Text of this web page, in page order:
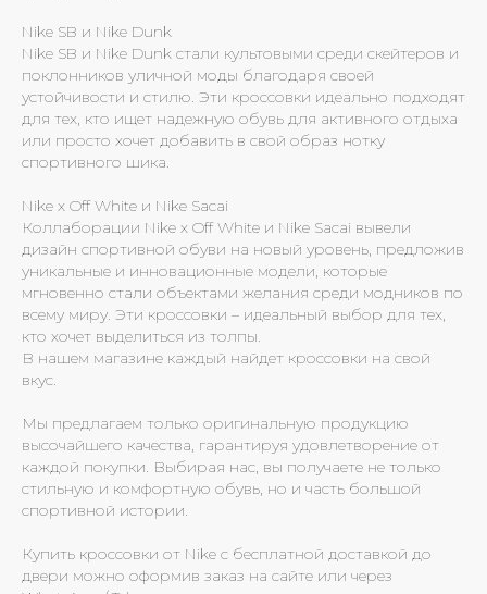
Nike SB и Nike Dunk
Nike SB и Nike Dunk стали культовыми среди скейтеров и
поклонников уличной моды благодаря своей
устойчивости и стилю. Эти кроссовки идеально подходят
для тех, кто ищет надежную обувь для активного отдыха
или просто хочет добавить в свой образ нотку
спортивного шика.
Nike x Off White и Nike Sacai
Коллаборации Nike x Off White и Nike Sacai вывели
дизайн спортивной обуви на новый уровень, предложив
уникальные и инновационные модели, которые
мгновенно стали объектами желания среди модников по
всему миру. Эти кроссовки – идеальный выбор для тех,
кто хочет выделиться из толпы.
В нашем магазине каждый найдет кроссовки на свой
вкус.
Мы предлагаем только оригинальную продукцию
высочайшего качества, гарантируя удовлетворение от
каждой покупки. Выбирая нас, вы получаете не только
стильную и комфортную обувь, но и часть большой
спортивной истории.
Купить кроссовки от Nike с бесплатной доставкой до
двери можно оформив заказ на сайте или через